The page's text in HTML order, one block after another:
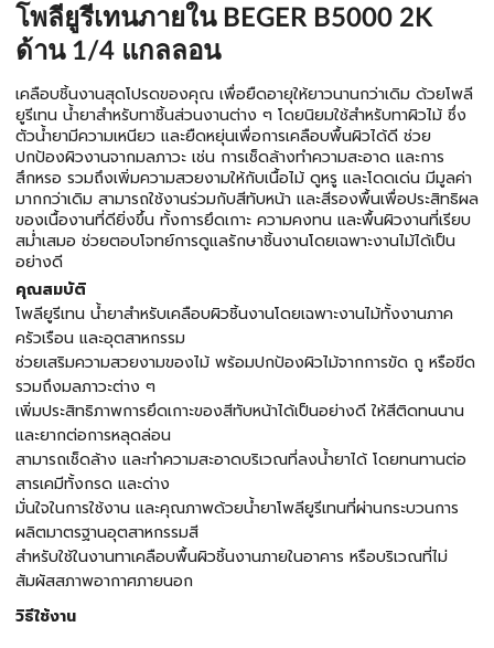
โพลียูรีเทนภายใน BEGER B5000 2K
ด้าน 1/4 แกลลอน
เคลือบชิ้นงานสุดโปรดของคุณ เพื่อยืดอายุให้ยาวนานกว่าเดิม ด้วยโพลี
ยูรีเทน น้ำยาสำหรับทาชิ้นส่วนงานต่าง ๆ โดยนิยมใช้สำหรับทาผิวไม้ ซึ่ง
ตัวน้ำยามีความเหนียว และยืดหยุ่นเพื่อการเคลือบพื้นผิวได้ดี ช่วย
ปกป้องผิวงานจากมลภาวะ เช่น การเช็ดล้างทำความสะอาด และการ
สึกหรอ รวมถึงเพิ่มความสวยงามให้กับเนื้อไม้ ดูหรู และโดดเด่น มีมูลค่า
มากกว่าเดิม สามารถใช้งานร่วมกับสีทับหน้า และสีรองพื้นเพื่อประสิทธิผล
ของเนื้องานที่ดียิ่งขึ้น ทั้งการยึดเกาะ ความคงทน และพื้นผิวงานที่เรียบ
สม่ำเสมอ ช่วยตอบโจทย์การดูแลรักษาชิ้นงานโดยเฉพาะงานไม้ได้เป็น
อย่างดี
คุณสมบัติ
โพลียูรีเทน น้ำยาสำหรับเคลือบผิวชิ้นงานโดยเฉพาะงานไม้ทั้งงานภาค
ครัวเรือน และอุตสาหกรรม
ช่วยเสริมความสวยงามของไม้ พร้อมปกป้องผิวไม้จากการขัด ถู หรือขีด
รวมถึงมลภาวะต่าง ๆ
เพิ่มประสิทธิภาพการยึดเกาะของสีทับหน้าได้เป็นอย่างดี ให้สีติดทนนาน
และยากต่อการหลุดล่อน
สามารถเช็ดล้าง และทำความสะอาดบริเวณที่ลงน้ำยาได้ โดยทนทานต่อ
สารเคมีทั้งกรด และด่าง
มั่นใจในการใช้งาน และคุณภาพด้วยน้ำยาโพลียูรีเทนที่ผ่านกระบวนการ
ผลิตมาตรฐานอุตสาหกรรมสี
สำหรับใช้ในงานทาเคลือบพื้นผิวชิ้นงานภายในอาคาร หรือบริเวณที่ไม่
สัมผัสสภาพอากาศภายนอก
วิธีใช้งาน